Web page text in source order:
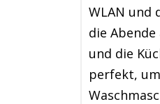
WLAN und
die
und die
perfekt,